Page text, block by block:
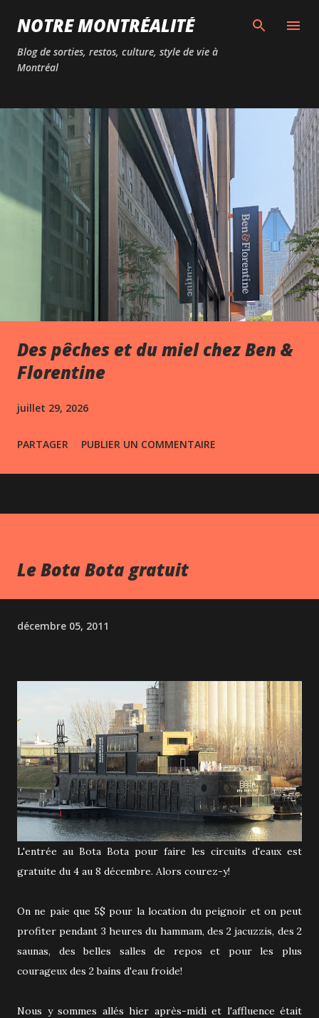
Passer au contenu principal
NOTRE MONTRÉALITÉ
Blog de sorties, restos, culture, style de vie à
Montréal
Des pêches et du miel chez Ben &
Florentine
juillet 29, 2026
PARTAGER PUBLIER UN COMMENTAIRE
Le Bota Bota gratuit
décembre 05, 2011
L'entrée au Bota Bota pour faire les circuits d'eaux est
gratuite du 4 au 8 décembre. Alors courez-y!
On ne paie que 5$ pour la location du peignoir et on peut
profiter pendant 3 heures du hammam, des 2 jacuzzis, des 2
saunas, des belles salles de repos et pour les plus
courageux des 2 bains d'eau froide!
Nous y sommes allés hier après-midi et l'affluence était